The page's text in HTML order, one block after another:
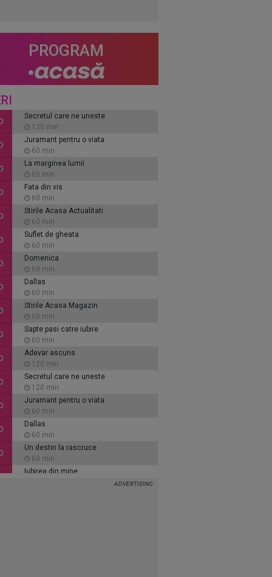
PROGRAM
Secretul care ne uneste
120 min
Juramant pentru o viata
60 min
La marginea lumii
60 min
Fata din vis
60 min
Stirile Acasa Actualitati
60 min
Suflet de gheata
60 min
Domenica
60 min
Dallas
60 min
Stirile Acasa Magazin
60 min
Sapte pasi catre iubire
60 min
Adevar ascuns
120 min
Secretul care ne uneste
120 min
Juramant pentru o viata
60 min
Dallas
60 min
Un destin la rascruce
60 min
Iubirea din mine